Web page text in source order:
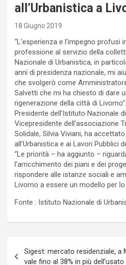
all’Urbanistica a
18 Giugno 2019
“L’esperienza e l’impegno profusi
professione al servizio della
Nazionale di Urbanistica, in
anni di presidenza nazionale, mi
che svolgerò come
Salvetti che mi ha chiesto di dare
rigenerazione della città di
Presidente dell’Istituto Nazionale
Vicepresidente dell’associazione
Solidale, Silvia Viviani, ha
all’Urbanistica e ai Lavori Pubblici
“Le priorità – ha aggiunto –
l’arricchimento dei piani e dei
rispondere alle istanze sociali e
Livorno a essere un modello per
Fonte : Istituto Nazionale di
articoli
Sigest: mercato residenziale, a
vale fino al 38% in più dell’usato